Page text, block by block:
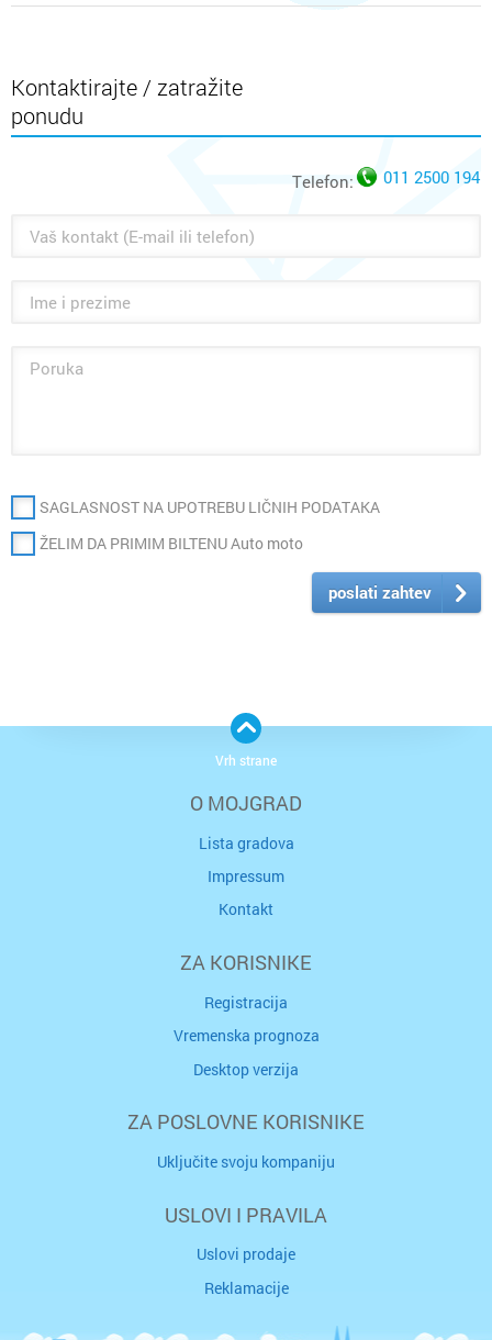
Kontaktirajte / zatražite
ponudu
Telefon: 011 2500 194
SAGLASNOST NA UPOTREBU LIČNIH PODATAKA
ŽELIM DA PRIMIM BILTENU Auto moto
poslati zahtev
O MOJGRAD
Lista gradova
Impressum
Kontakt
ZA KORISNIKE
Registracija
Vremenska prognoza
Desktop verzija
ZA POSLOVNE KORISNIKE
Uključite svoju kompaniju
USLOVI I PRAVILA
Uslovi prodaje
Reklamacije
Vrh strane